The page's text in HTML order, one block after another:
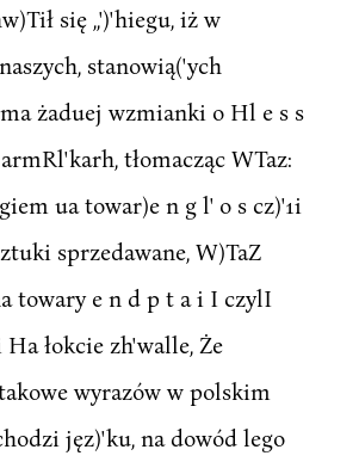
się ,,')'hiegu, iż w
stanowią('ych
żaduej wzmianki o Hl e s s
tłomacząc WTaz:
ua towar)e n g l' o s cz)'1i
sprzedawane, W)TaZ
towary e n d p t a i I czylI
łokcie zh'walle, Że
wyrazów w polskim
jęz)'ku, na dowód lego